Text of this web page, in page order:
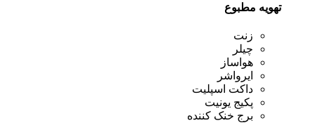
تهویه مطبوع
زنت
چیلر
هواساز
ایرواشر
داکت اسپلیت
پکیج یونیت
برج خنک کننده